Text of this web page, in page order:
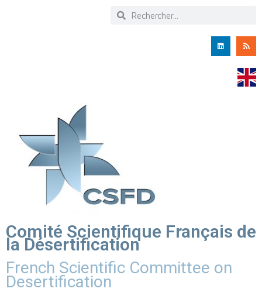
Comité Scientifique Français de
la Désertification
French Scientific Committee on
Desertification